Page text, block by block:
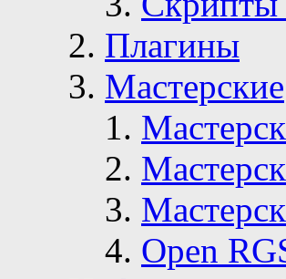
Плагины
Мастерские
Open